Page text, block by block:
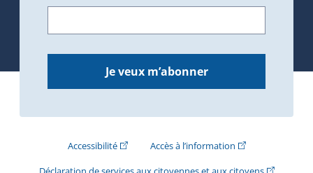
Je veux m’abonner
Accessibilité(Cet hyperlien externe s'ouvrira dans une
Accès à l’information(Cet hyperlien
(Cet